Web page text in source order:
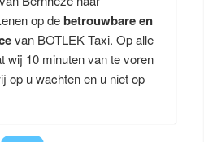
op debetrouwbare en
van BOTLEK Taxi. Op alle
wij 10 minuten van te voren
op u wachten en u niet op